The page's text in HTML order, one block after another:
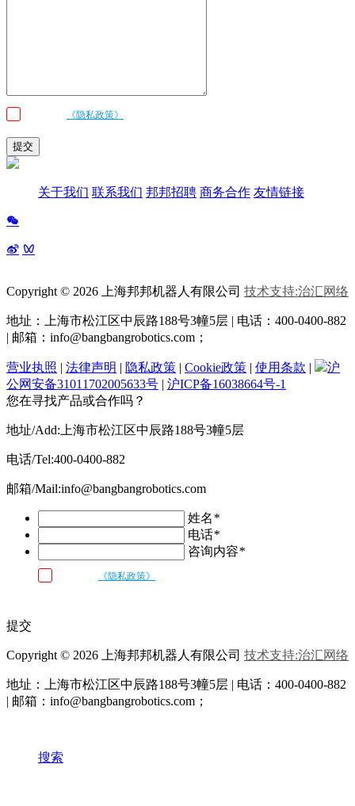
《隐私政策》
提交
关于我们 联系我们 邦邦招聘 商务合作 友情链接
Copyright © 2026 上海邦邦机器人有限公司 技术支持:治汇网络
地址：上海市松江区中辰路188号3幢5层 | 电话：400-0400-882
| 邮箱：info@bangbangrobotics.com；
营业执照 | 法律声明 | 隐私政策 | Cookie政策 | 使用条款 |
沪
公网安备31011702005633号 | 沪ICP备16038664号-1
您在寻找产品或合作吗？
地址/Add:上海市松江区中辰路188号3幢5层
电话/Tel:400-0400-882
邮箱/Mail:info@bangbangrobotics.com
姓名*
电话*
咨询内容*
《隐私政策》
提交
Copyright © 2026 上海邦邦机器人有限公司 技术支持:治汇网络
地址：上海市松江区中辰路188号3幢5层 | 电话：400-0400-882
| 邮箱：info@bangbangrobotics.com；
搜索